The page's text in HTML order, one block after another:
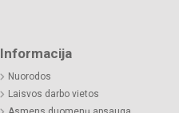
Informacija
Nuorodos
Laisvos darbo vietos